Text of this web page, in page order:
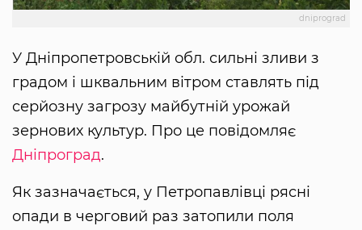
dniprograd
У Дніпропетровській обл. сильні зливи з
градом і шквальним вітром ставлять під
серйозну загрозу майбутній урожай
зернових культур. Про це повідомляє
Дніпроград.
Як зазначається, у Петропавлівці рясні
опади в черговий раз затопили поля